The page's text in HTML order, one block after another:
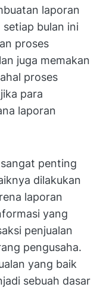
laporan
setiap bulan ini
proses
juga memakan
proses
para
laporan
penting
dilakukan
laporan
yang
penjualan
pengusaha.
yang baik
sebuah dasar